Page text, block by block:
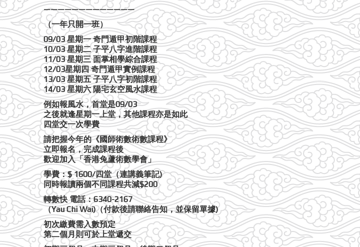
—————————————
（一年只開一班）
09/03 星期一 奇門遁甲初階課程
10/03 星期二 子平八字進階課程
11/03 星期三 面掌相學綜合課程
12/03星期四 奇門遁甲實例課程
13/03 星期五 子平八字初階課程
14/03 星期六 陽宅玄空風水課程
例如報風水，首堂是09/03
之後就逢星期一上堂，其他課程亦是如此
四堂交一次學費
請把握今年的《國師術數術數課程》
立即報名，完成課程後
歡迎加入「香港兔蘆術數學會」
學費：$ 1600/四堂（連講義筆記)
同時報讀兩個不同課程共減$200
轉數快 電話：6340-2167
（Yau Chi Wai)（付款後請聯絡告知，並保留單據)
初次繳費需入數預定
第二個月則可於上堂遞交